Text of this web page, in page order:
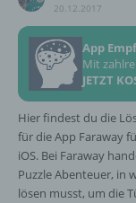
20.12.2017
App
Mit
JETZT
Hier findest du die
für die App Faraway
iOS. Bei Faraway
Puzzle Abenteuer, in
lösen musst, um die